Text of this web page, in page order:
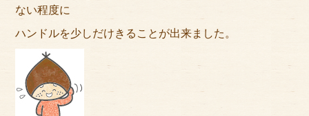
ない程度に
ハンドルを少しだけきることが出来ました。